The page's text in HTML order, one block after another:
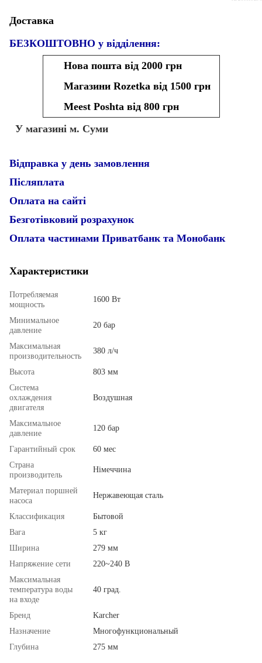
Доставка
БЕЗКОШТОВНО у відділення:
Нова пошта від 2000 грн
Магазини Rozetka від 1500 грн
Meest Poshta від 800 грн
У магазині м. Суми
Відправка у день замовлення
Післяплата
Оплата на сайті
Безготівковий розрахунок
Оплата частинами Приватбанк та Монобанк
Характеристики
Потребляемая
мощность
1600 Вт
Минимальное
давление
20 бар
Максимальная
производительность
380 л/ч
Высота
803 мм
Система
охлаждения
двигателя
Воздушная
Максимальное
давление
120 бар
Гарантийный срок
60 мес
Страна
производитель
Німеччина
Материал поршней
насоса
Нержавеющая сталь
Классификация
Бытовой
Вага
5 кг
Ширина
279 мм
Напряжение сети
220~240 В
Максимальная
температура воды
на входе
40 град.
Бренд
Karcher
Назначение
Многофункциональный
Глубина
275 мм